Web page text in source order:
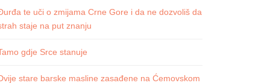
te uči o zmijama Crne Gore i da ne dozvoliš da
staje na put znanju
gdje Srce stanuje
stare barske masline zasađene na Ćemovskom